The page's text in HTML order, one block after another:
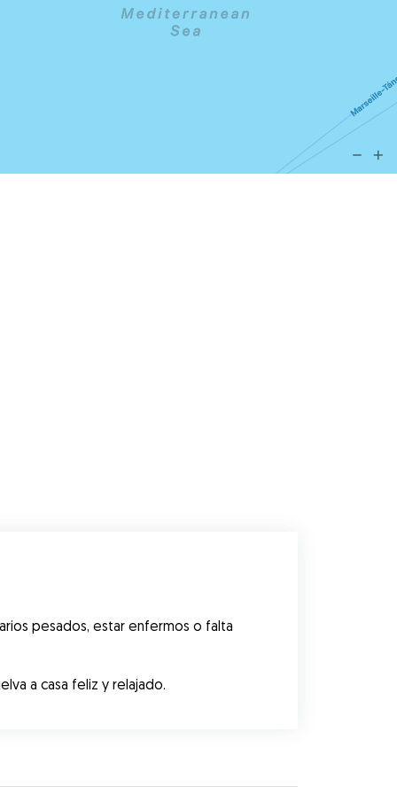
pesados, estar enfermos o falta
a casa feliz y relajado.